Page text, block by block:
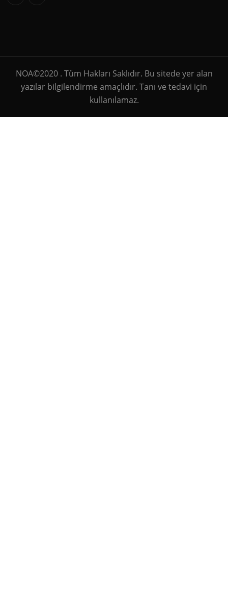
NOA©2020 . Tüm Hakları Saklıdır. Bu sitede yer alan
yazılar bilgilendirme amaçlıdır. Tanı ve tedavi için
kullanılamaz.